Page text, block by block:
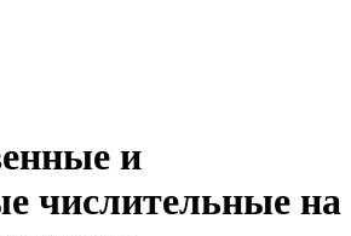
и
числительные на